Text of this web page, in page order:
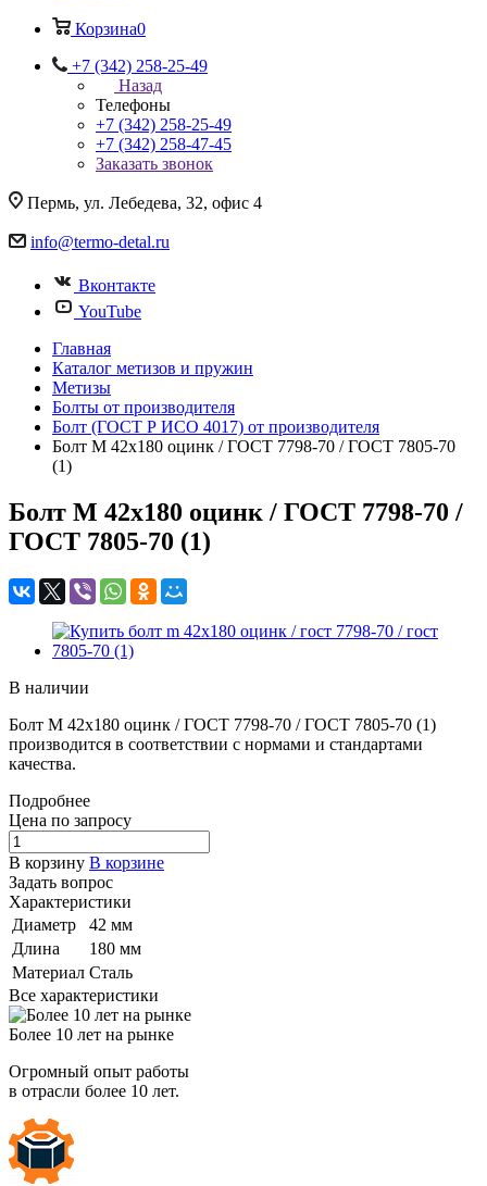
Корзина0
+7 (342) 258-25-49
Назад
Телефоны
+7 (342) 258-25-49
+7 (342) 258-47-45
Заказать звонок
Пермь, ул. Лебедева, 32, офис 4
info@termo-detal.ru
Вконтакте
YouTube
Главная
Каталог метизов и пружин
Метизы
Болты от производителя
Болт (ГОСТ Р ИСО 4017) от производителя
Болт M 42x180 оцинк / ГОСТ 7798-70 / ГОСТ 7805-70
(1)
Болт M 42x180 оцинк / ГОСТ 7798-70 /
ГОСТ 7805-70 (1)
В наличии
Болт M 42x180 оцинк / ГОСТ 7798-70 / ГОСТ 7805-70 (1)
производится в соответствии с нормами и стандартами
качества.
Подробнее
Цена по запросу
В корзину В корзине
Задать вопрос
Характеристики
Диаметр
42 мм
Длина
180 мм
Материал Сталь
Все характеристики
Более 10 лет на рынке
Огромный опыт работы
в отрасли более 10 лет.